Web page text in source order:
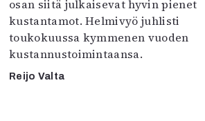
osan siitä julkaisevat hyvin pienet
kustantamot. Helmivyö juhlisti
toukokuussa kymmenen vuoden
kustannustoimintaansa.
Reijo Valta